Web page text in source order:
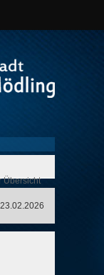
Übersicht